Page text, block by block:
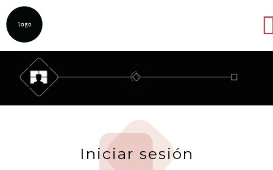
Iniciar sesión